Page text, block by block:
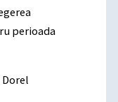
perioada